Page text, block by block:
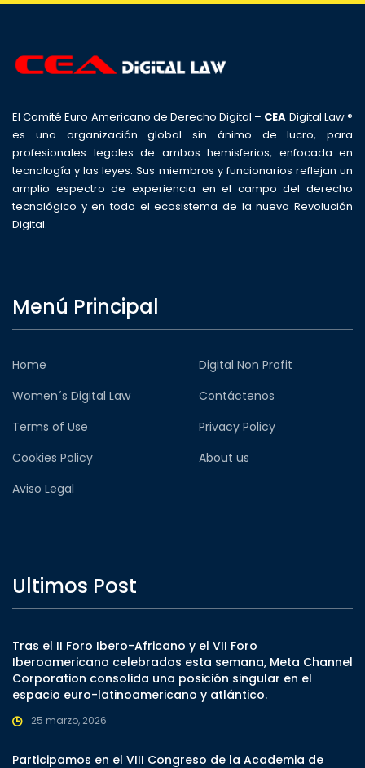
El Comité Euro Americano de Derecho Digital – CEA Digital Law ®
es una organización global sin ánimo de lucro, para
profesionales legales de ambos hemisferios, enfocada en
tecnología y las leyes. Sus miembros y funcionarios reflejan un
amplio espectro de experiencia en el campo del derecho
tecnológico y en todo el ecosistema de la nueva Revolución
Digital.
Menú Principal
Home
Digital Non Profit
Women´s Digital Law
Contáctenos
Terms of Use
Privacy Policy
Cookies Policy
About us
Aviso Legal
Ultimos Post
Tras el II Foro Ibero-Africano y el VII Foro
Iberoamericano celebrados esta semana, Meta Channel
Corporation consolida una posición singular en el
espacio euro-latinoamericano y atlántico.
25 marzo, 2026
Participamos en el VIII Congreso de la Academia de